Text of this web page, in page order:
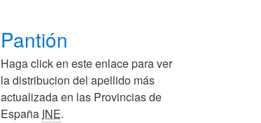
Pantión
Haga click en este enlace para ver
la distribucion del apellido más
actualizada en las Provincias de
España INE.